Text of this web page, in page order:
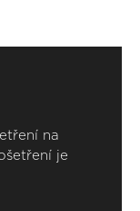
na
je